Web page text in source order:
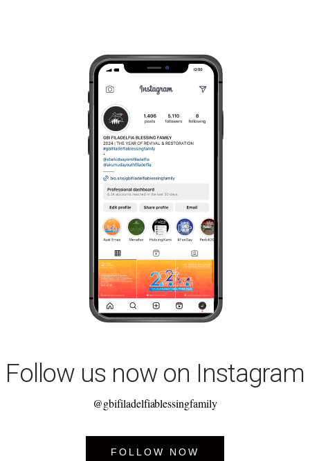
Follow us now on Instagram
@gbifiladelfiablessingfamily
FOLLOW NOW